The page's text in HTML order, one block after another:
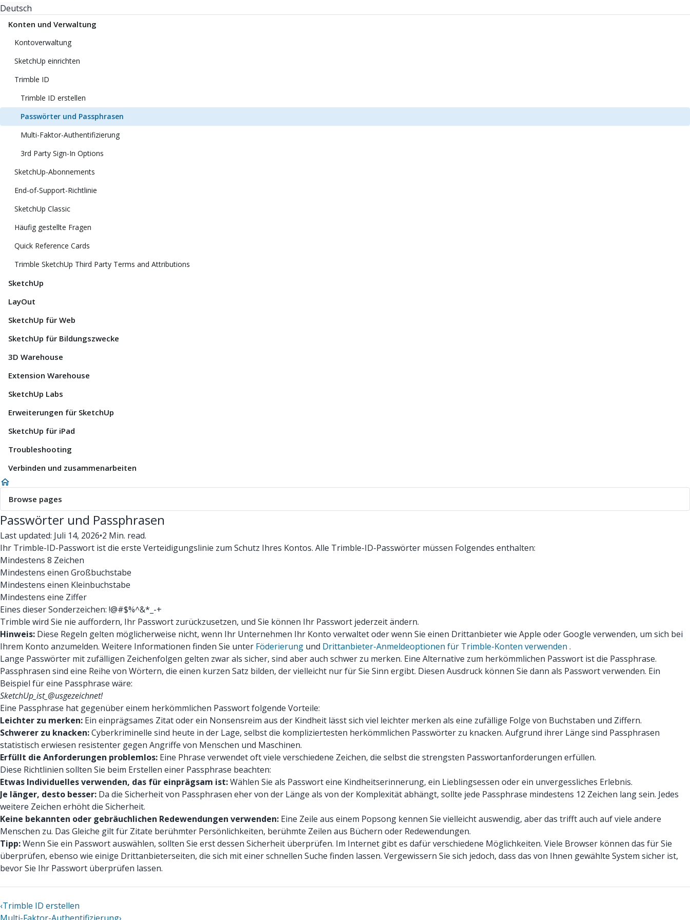
Deutsch
Konten und Verwaltung
Kontoverwaltung
SketchUp einrichten
Trimble ID
Trimble ID erstellen
Passwörter und Passphrasen
Multi-Faktor-Authentifizierung
3rd Party Sign-In Options
SketchUp-Abonnements
End-of-Support-Richtlinie
SketchUp Classic
Häufig gestellte Fragen
Quick Reference Cards
Trimble SketchUp Third Party Terms and Attributions
SketchUp
LayOut
SketchUp für Web
SketchUp für Bildungszwecke
3D Warehouse
Extension Warehouse
SketchUp Labs
Erweiterungen für SketchUp
SketchUp für iPad
Troubleshooting
Verbinden und zusammenarbeiten
Browse pages
Passwörter und Passphrasen
Last updated: Juli 14, 2026•2 Min. read.
Ihr Trimble-ID-Passwort ist die erste Verteidigungslinie zum Schutz Ihres Kontos. Alle Trimble-ID-Passwörter müssen Folgendes enthalten:
Mindestens 8 Zeichen
Mindestens einen Großbuchstabe
Mindestens einen Kleinbuchstabe
Mindestens eine Ziffer
Eines dieser Sonderzeichen: !@#$%^&*_-+
Trimble wird Sie nie auffordern, Ihr Passwort zurückzusetzen, und Sie können Ihr Passwort jederzeit ändern.
Hinweis: Diese Regeln gelten möglicherweise nicht, wenn Ihr Unternehmen Ihr Konto verwaltet oder wenn Sie einen Drittanbieter wie Apple oder Google verwenden, um sich bei
Ihrem Konto anzumelden. Weitere Informationen finden Sie unter Föderierung und Drittanbieter-Anmeldeoptionen für Trimble-Konten verwenden .
Lange Passwörter mit zufälligen Zeichenfolgen gelten zwar als sicher, sind aber auch schwer zu merken. Eine Alternative zum herkömmlichen Passwort ist die Passphrase.
Passphrasen sind eine Reihe von Wörtern, die einen kurzen Satz bilden, der vielleicht nur für Sie Sinn ergibt. Diesen Ausdruck können Sie dann als Passwort verwenden. Ein
Beispiel für eine Passphrase wäre:
SketchUp_ist_@usgezeichnet!
Eine Passphrase hat gegenüber einem herkömmlichen Passwort folgende Vorteile:
Leichter zu merken: Ein einprägsames Zitat oder ein Nonsensreim aus der Kindheit lässt sich viel leichter merken als eine zufällige Folge von Buchstaben und Ziffern.
Schwerer zu knacken:Cyberkriminelle sind heute in der Lage, selbst die kompliziertesten herkömmlichen Passwörter zu knacken. Aufgrund ihrer Länge sind Passphrasen
statistisch erwiesen resistenter gegen Angriffe von Menschen und Maschinen.
Erfüllt die Anforderungen problemlos: Eine Phrase verwendet oft viele verschiedene Zeichen, die selbst die strengsten Passwortanforderungen erfüllen.
Diese Richtlinien sollten Sie beim Erstellen einer Passphrase beachten:
Etwas Individuelles verwenden, das für einprägsam ist:Wählen Sie als Passwort eine Kindheitserinnerung, ein Lieblingsessen oder ein unvergessliches Erlebnis.
Je länger, desto besser: Da die Sicherheit von Passphrasen eher von der Länge als von der Komplexität abhängt, sollte jede Passphrase mindestens 12 Zeichen lang sein. Jedes
weitere Zeichen erhöht die Sicherheit.
Keine bekannten oder gebräuchlichen Redewendungen verwenden: Eine Zeile aus einem Popsong kennen Sie vielleicht auswendig, aber das trifft auch auf viele andere
Menschen zu. Das Gleiche gilt für Zitate berühmter Persönlichkeiten, berühmte Zeilen aus Büchern oder Redewendungen.
Tipp:Wenn Sie ein Passwort auswählen, sollten Sie erst dessen Sicherheit überprüfen. Im Internet gibt es dafür verschiedene Möglichkeiten. Viele Browser können das für Sie
überprüfen, ebenso wie einige Drittanbieterseiten, die sich mit einer schnellen Suche finden lassen. Vergewissern Sie sich jedoch, dass das von Ihnen gewählte System sicher ist,
bevor Sie Ihr Passwort überprüfen lassen.
‹Trimble ID erstellen